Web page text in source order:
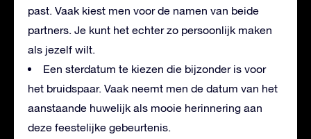
past. Vaak kiest men voor de namen van beide
partners. Je kunt het echter zo persoonlijk maken
als jezelf wilt.
Een sterdatum te kiezen die bijzonder is voor
het bruidspaar. Vaak neemt men de datum van het
aanstaande huwelijk als mooie herinnering aan
deze feestelijke gebeurtenis.